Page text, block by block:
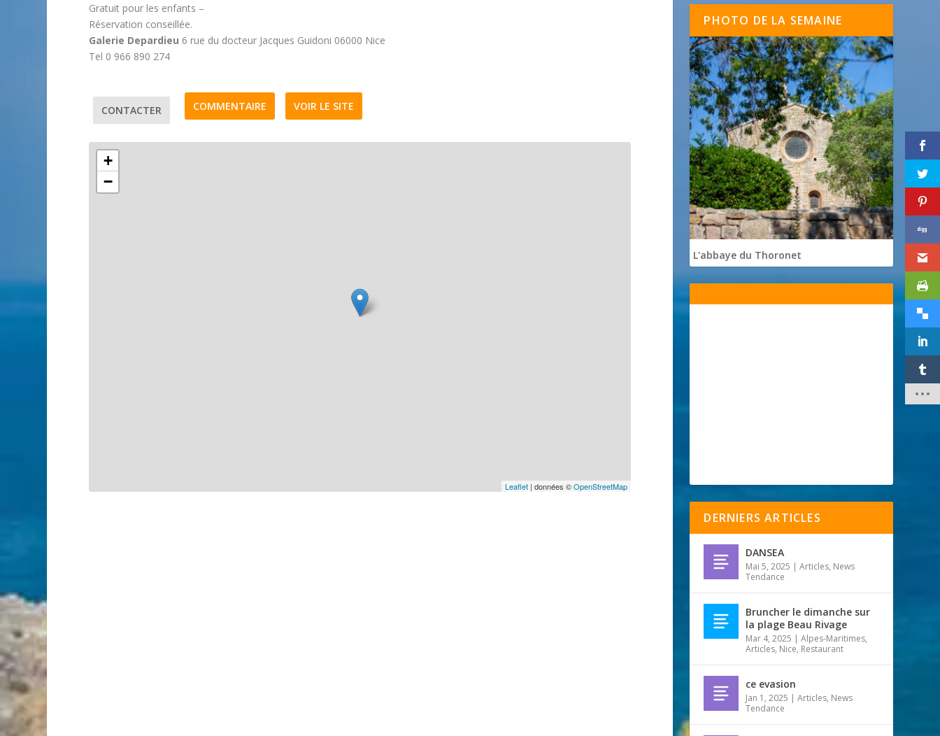
Gratuit pour les enfants –
Réservation conseillée.
Galerie Depardieu 6 rue du docteur Jacques Guidoni 06000 Nice
Tel 0 966 890 274
CONTACTER COMMENTAIRE VOIR LE SITE
+
−
Leaflet | données ©OpenStreetMap
PHOTO DE LA SEMAINE
L'abbaye du Thoronet
DERNIERS ARTICLES
DANSEA
Mai 5, 2025 |Articles, News
Tendance
Bruncher le dimanche sur
la plage Beau Rivage
Mar 4, 2025 |Alpes-Maritimes,
Articles, Nice, Restaurant
ce evasion
Jan 1, 2025 |Articles, News
Tendance